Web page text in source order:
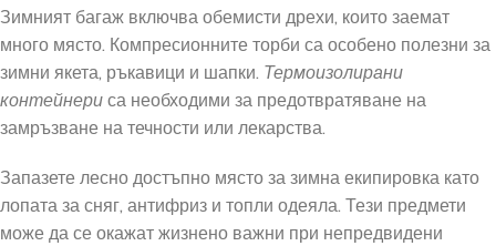
Зимният багаж включва обемисти дрехи, които заемат
много място. Компресионните торби са особено полезни за
зимни якета, ръкавици и шапки. Термоизолирани
контейнери са необходими за предотвратяване на
замръзване на течности или лекарства.
Запазете лесно достъпно място за зимна екипировка като
лопата за сняг, антифриз и топли одеяла. Тези предмети
може да се окажат жизнено важни при непредвидени